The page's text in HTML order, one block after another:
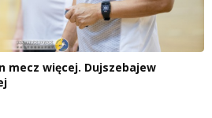
mecz więcej. Dujszebajew